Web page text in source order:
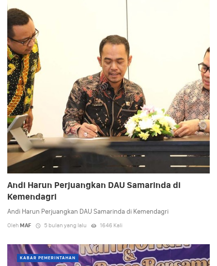
Andi Harun Perjuangkan DAU Samarinda di
Kemendagri
Andi Harun Perjuangkan DAU Samarinda di Kemendagri
Oleh MAF 5 bulan yang lalu 1646 Kali
KABAR PEMERINTAHAN